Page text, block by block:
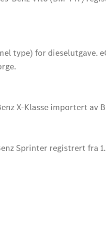
type) for dieselutgave.
X-Klasse importert av
Sprinter registrert fra